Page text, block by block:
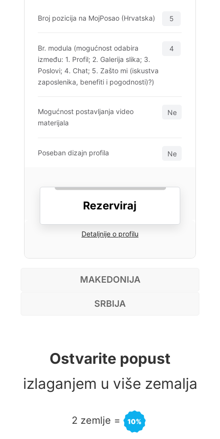
Broj pozicija na MojPosao (Hrvatska) 5
Br. modula (mogućnost odabira
između: 1. Profil; 2. Galerija slika; 3.
Poslovi; 4. Chat; 5. Zašto mi (iskustva
zaposlenika, benefiti i pogodnosti)?)
4
Mogućnost postavljanja video
materijala
Ne
Poseban dizajn profila Ne
Rezerviraj
Detaljnije o profilu
MAKEDONIJA
SRBIJA
Ostvarite popust
izlaganjem u više zemalja
2 zemlje =